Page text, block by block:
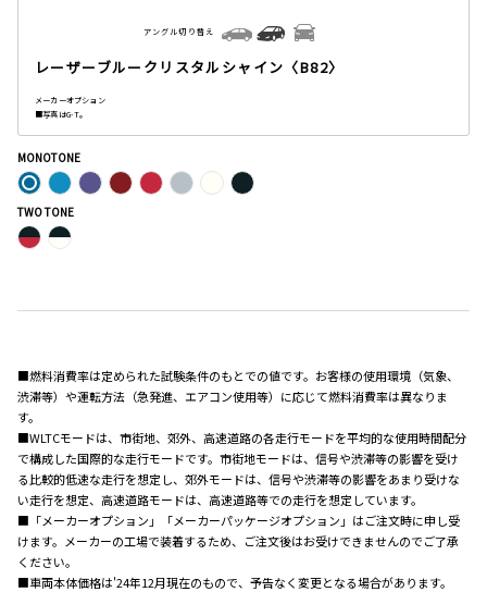
レーザーブルークリスタルシャイン〈B82〉
メーカーオプション
■写真はG-T。
アングル切り替え
MONOTONE
TWO TONE
■燃料消費率は定められた試験条件のもとでの値です。お客様の使用環境（気象、
渋滞等）や運転方法（急発進、エアコン使用等）に応じて燃料消費率は異なりま
す。
■WLTCモードは、市街地、郊外、高速道路の各走行モードを平均的な使用時間配分
で構成した国際的な走行モードです。市街地モードは、信号や渋滞等の影響を受け
る比較的低速な走行を想定し、郊外モードは、信号や渋滞等の影響をあまり受けな
い走行を想定、高速道路モードは、高速道路等での走行を想定しています。
■「メーカーオプション」「メーカーパッケージオプション」はご注文時に申し受
けます。メーカーの工場で装着するため、ご注文後はお受けできませんのでご了承
ください。
■車両本体価格は'24年12月現在のもので、予告なく変更となる場合があります。